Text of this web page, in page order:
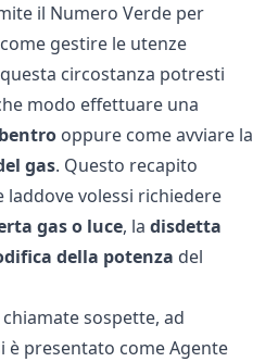
il Numero Verde per
gestire le utenze
circostanza potresti
modo effettuare una
oppure come avviare la
gas. Questo recapito
volessi richiedere
gaso luce, la disdetta
della potenza del
sospette, ad
è presentato come Agente